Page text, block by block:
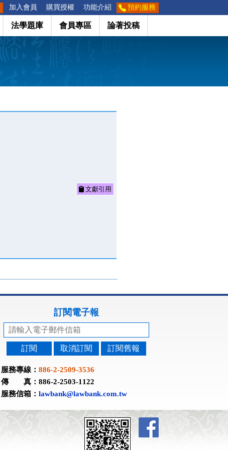
加入會員 購買授權 功能介紹 預約服務
法學題庫 會員專區 論著投稿
文獻引用
訂閱電子報
訂閱 取消訂閱 訂閱舊報
服務專線： 886-2-2509-3536
傳 真：886-2-2503-1122
服務信箱： lawbank@lawbank.com.tw